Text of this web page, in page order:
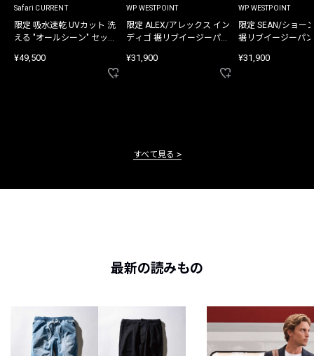
Safari CURRENT
限定 吸水速乾 UVカット 洗
える "オールシーン" セット
¥49,500
WP WESTPOINT
限定 ALEX/アレックス イン
ディゴ 裾リブイージーパン
¥31,900
WP WESTPOINT
限定 SEAN/ショー
裾リブイージーパ
¥31,900
すべて見る
最新の読みもの